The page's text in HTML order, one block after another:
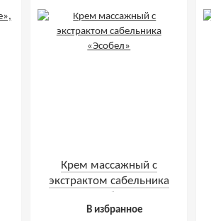
Крем массажный с
экстрактом сабельника
В избранное